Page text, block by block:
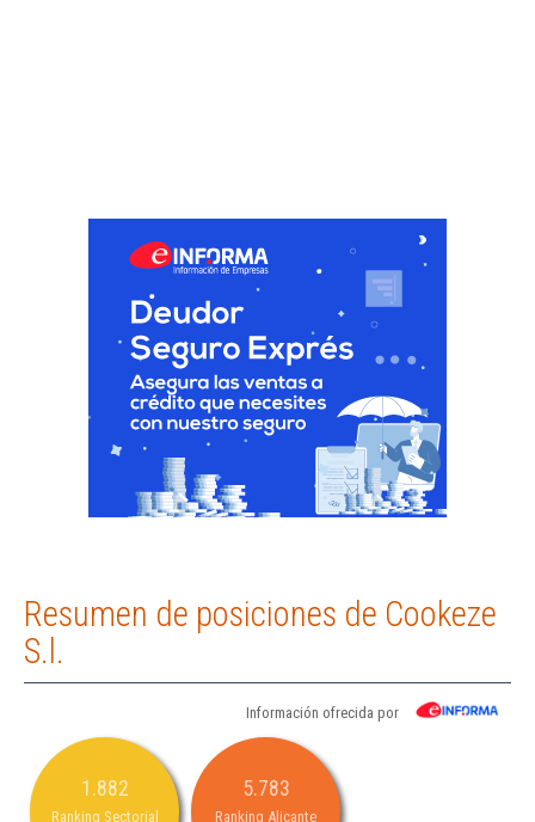
Resumen de posiciones de Cookeze
S.l.
Información ofrecida por
1.882
Ranking Sectorial
5.783
Ranking Alicante